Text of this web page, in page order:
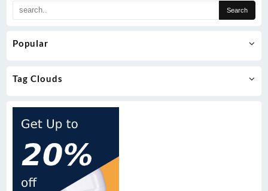
Popular
Tag Clouds